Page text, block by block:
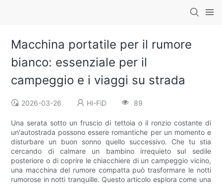
Macchina portatile per il rumore
bianco: essenziale per il
campeggio e i viaggi su strada
2026-03-26 Hi-FiD 89
Una serata sotto un fruscio di tettoia o il ronzio costante di
un'autostrada possono essere romantiche per un momento e
disturbare un buon sonno quello successivo. Che tu stia
cercando di calmare un bambino irrequieto sul sedile
posteriore o di coprire le chiacchiere di un campeggio vicino,
una macchina del rumore compatta può trasformare le notti
rumorose in notti tranquille. Questo articolo esplora come una